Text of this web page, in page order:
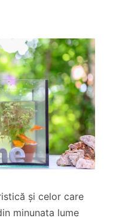
și celor care
minunata lume